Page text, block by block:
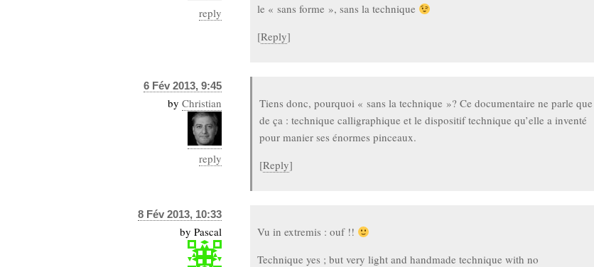
reply
le « sans forme », sans la technique
[Reply]
6 Fév 2013, 9:45
by Christian
reply
Tiens donc, pourquoi « sans la technique »? Ce documentaire ne parle que
de ça : technique calligraphique et le dispositif technique qu’elle a inventé
pour manier ses énormes pinceaux.
[Reply]
8 Fév 2013, 10:33
by Pascal
Vu in extremis : ouf !!
Technique yes ; but very light and handmade technique with no
écriture